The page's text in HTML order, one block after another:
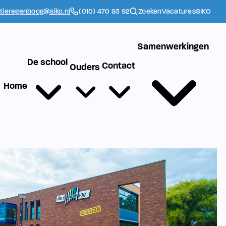
(010) 470 93 92 ZoekenVacaturesSIKO
Home
De school Ouders Contact
Samenwerkingen